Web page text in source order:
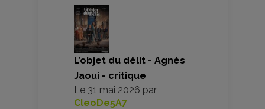
L’objet du délit - Agnès
Jaoui - critique
Le 31 mai 2026 par
CleoDe5A7